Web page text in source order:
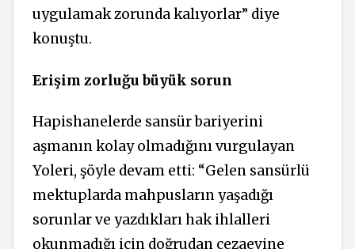
uygulamak zorunda kalıyorlar” diye
konuştu.
Erişim zorluğu büyük sorun
Hapishanelerde sansür bariyerini
aşmanın kolay olmadığını vurgulayan
Yoleri, şöyle devam etti: “Gelen sansürlü
mektuplarda mahpusların yaşadığı
sorunlar ve yazdıkları hak ihlalleri
okunmadığı için doğrudan cezaevine